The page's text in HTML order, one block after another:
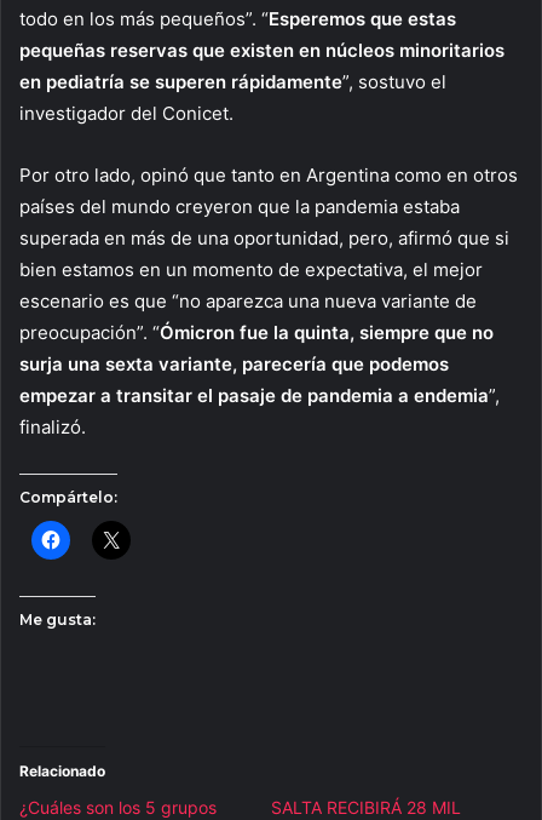
todo en los más pequeños”. “Esperemos que estas
pequeñas reservas que existen en núcleos minoritarios
en pediatría se superen rápidamente”, sostuvo el
investigador del Conicet.
Por otro lado, opinó que tanto en Argentina como en otros
países del mundo creyeron que la pandemia estaba
superada en más de una oportunidad, pero, afirmó que si
bien estamos en un momento de expectativa, el mejor
escenario es que “no aparezca una nueva variante de
preocupación”. “Ómicron fue la quinta, siempre que no
surja una sexta variante, parecería que podemos
empezar a transitar el pasaje de pandemia a endemia”,
finalizó.
Compártelo:
Me gusta:
Relacionado
¿Cuáles son los 5 grupos
SALTA RECIBIRÁ 28 MIL